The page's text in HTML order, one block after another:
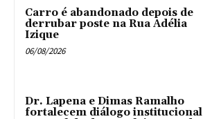
Carro é abandonado depois de
derrubar poste na Rua Adélia
Izique
06/08/2026
Dr. Lapena e Dimas Ramalho
fortalecem diálogo institucional